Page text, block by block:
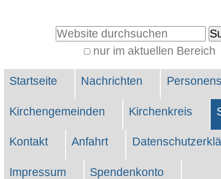
Direkt
zur
Navigation
Website durchsuchen
nur im aktuellen Bereich
Suche…
Sektionen
Startseite Nachrichten
Kirchengemeinden Kirchenkreis
Kontakt Anfahrt
Impressum Spendenkonto